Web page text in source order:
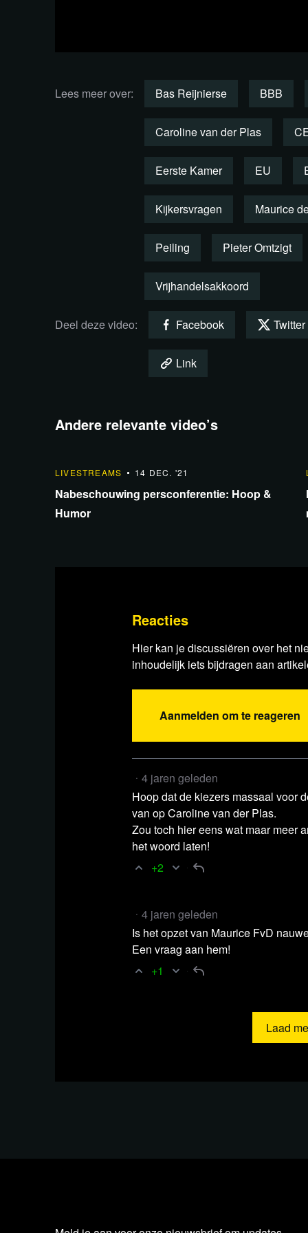
Kijk de uitzending per
Relevante
Opinie | Stikstofplannen
Lees meer over: Bas Reijnierse BBB
Caroline van der Plas
Eerste Kamer EU
Kijkersvragen Maurice
Peiling Pieter Omtzigt
Vrijhandelsakkoord
Deel deze video: Facebook Twitter
Link
Andere relevante video’s
LIVESTREAMS 14 DEC. '21
Nabeschouwing persconferentie: Hoop &
Humor
Reacties
Hier kan je discussiëren over het
inhoudelijk iets bijdragen aan
Aanmelden om te reageren
4 jaren geleden
Hoop dat de kiezers massaal voor
van op Caroline van der Plas.
Zou toch hier eens wat maar meer
het woord laten!
+2
4 jaren geleden
Is het opzet van Maurice FvD
Een vraag aan hem!
+1
Laad